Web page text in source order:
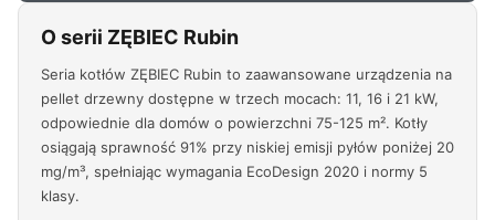
O serii ZĘBIEC Rubin
Seria kotłów ZĘBIEC Rubin to zaawansowane urządzenia na
pellet drzewny dostępne w trzech mocach: 11, 16 i 21 kW,
odpowiednie dla domów o powierzchni 75-125 m². Kotły
osiągają sprawność 91% przy niskiej emisji pyłów poniżej 20
mg/m³, spełniając wymagania EcoDesign 2020 i normy 5
klasy.